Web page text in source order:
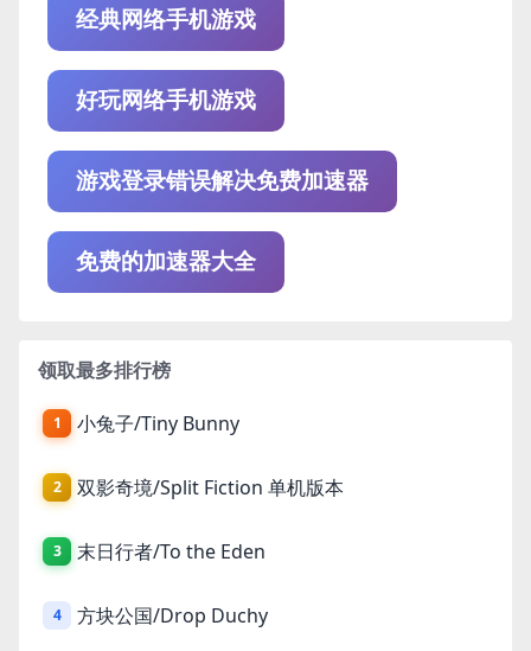
经典网络手机游戏
好玩网络手机游戏
游戏登录错误解决免费加速器
免费的加速器大全
领取最多排行榜
1 小兔子/Tiny Bunny
2 双影奇境/Split Fiction 单机版本
3 末日行者/To the Eden
4 方块公国/Drop Duchy